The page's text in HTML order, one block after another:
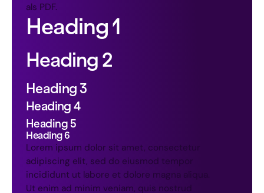
als PDF.
Heading 1
Heading 2
Heading 3
Heading 4
Heading 5
Heading 6
Lorem ipsum dolor sit amet, consectetur
adipiscing elit, sed do eiusmod tempor
incididunt ut labore et dolore magna aliqua.
Ut enim ad minim veniam, quis nostrud